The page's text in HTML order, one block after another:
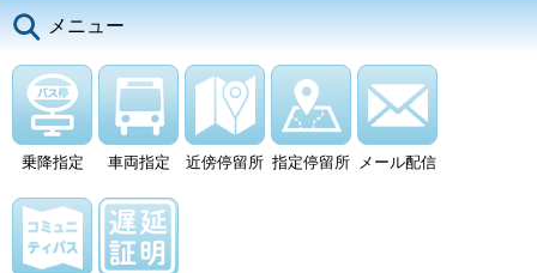
メニュー
乗降指定 車両指定 近傍停留所 指定停留所 メール配信